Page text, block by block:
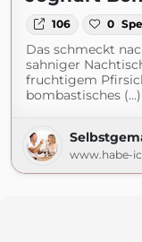
106 0
Das schmeckt
sahniger
fruchtigem
bombastisches (...)
www.habe-